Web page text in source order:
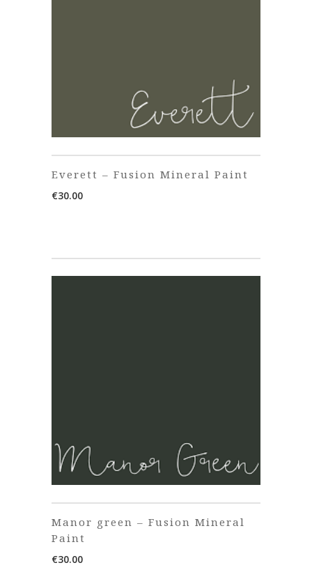
Everett – Fusion Mineral Paint
€30.00
Manor green – Fusion Mineral
Paint
€30.00